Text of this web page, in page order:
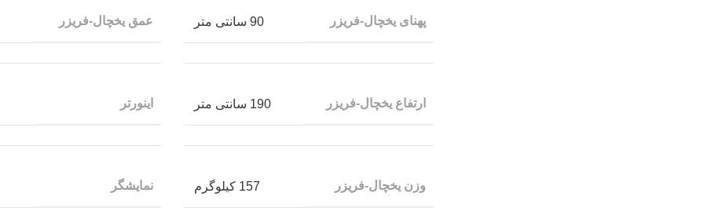
پهنای یخچال-فریزر 90 سانتی متر عمق یخچال-فریزر
ارتفاع یخچال-فریزر 190 سانتی متر اینورتر
وزن یخچال-فریزر 157 کیلوگرم نمایشگر